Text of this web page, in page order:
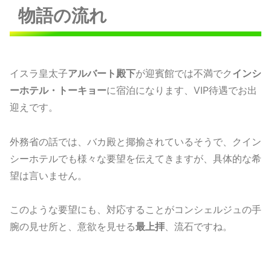
物語の流れ
イスラ皇太子アルバート殿下が迎賓館では不満でク インシ
ーホテル・トーキョーに宿泊になります、VIP待遇でお出
迎えです。
外務省の話では、バカ殿と揶揄されているそうで、クイン
シーホテルでも様々な要望を伝えてきますが、具体的な希
望は言いません。
このような要望にも、対応することがコンシェルジュの手
腕の見せ所と、意欲を見せる最上拝、流石ですね。